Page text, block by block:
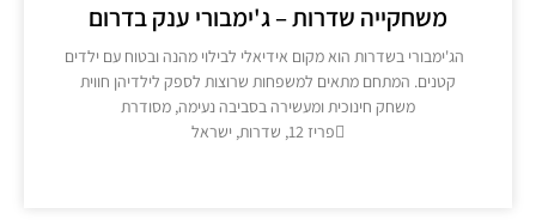
משחקייה שדרות – ג'ימבורי ענק בדרום
בשדרות הוא מקום אידיאלי לבילוי מהנה ובטוח עם ילדים
קטנים. המתחם מתאים למשפחות שרוצות לספק לילדיהן חווית
משחק חינוכית ומעשירה בסביבה נעימה, מסודרת